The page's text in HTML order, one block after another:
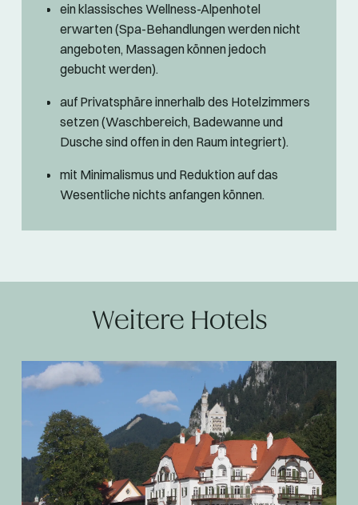
ein klassisches Wellness-Alpenhotel
erwarten (Spa-Behandlungen werden nicht
angeboten, Massagen können jedoch
gebucht werden).
auf Privatsphäre innerhalb des Hotelzimmers
setzen (Waschbereich, Badewanne und
Dusche sind offen in den Raum integriert).
mit Minimalismus und Reduktion auf das
Wesentliche nichts anfangen können.
Weitere Hotels